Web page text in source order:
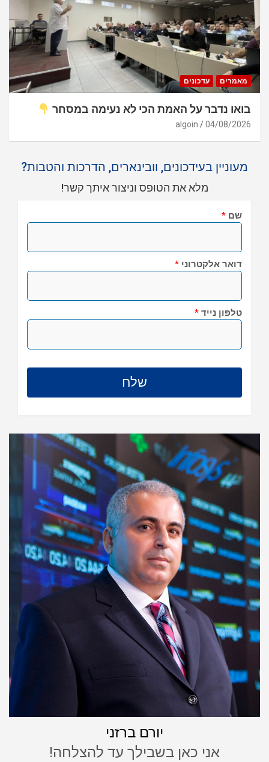
מאמרים עדכונים
בואו נדבר על האמת הכי לא נעימה במסחר
04/08/2026
algoin
מעוניין בעידכונים, וובינארים, הדרכות והטבות?
מלא את הטופס וניצור איתך קשר!
שם *
דואר אלקטרוני *
טלפון נייד *
יורם ברזני
אני כאן בשבילך עד להצלחה!